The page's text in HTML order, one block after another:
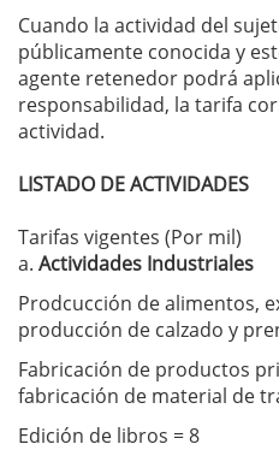
Cuando la actividad del
públicamente conocida y
agente retenedor podrá
responsabilidad, la tarifa
actividad.
LISTADO DE ACTIVIDADES
Tarifas vigentes (Por mil)
a. Actividades Industriales
Prodcucción de alimentos,
producción de calzado y
Fabricación de productos
fabricación de material de
Edición de libros = 8